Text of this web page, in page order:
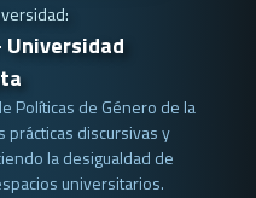
Políticas de Género de la
prácticas discursivas y
la desigualdad de
universitarios.